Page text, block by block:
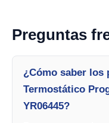
Preguntas
¿Cómo saber los
Termostático
YR06445?